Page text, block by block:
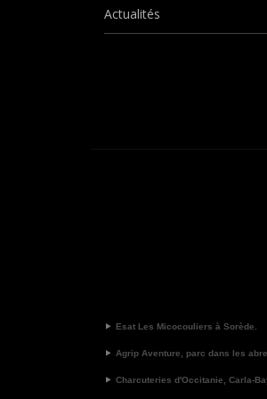
Actualités
Esat Les Micocouliers à Sorède.
Agrip Aventure, parc dans les
Charcuteries d'Occitanie, Carla-